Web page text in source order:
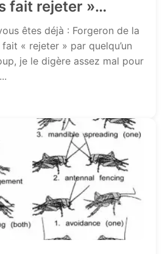
fait rejeter »…
êtes déjà : Forgeron de la
« rejeter » par quelqu’un
je le digère assez mal pour